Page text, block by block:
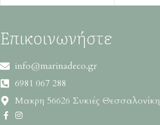
Επικοινωνήστε
info@marinadeco.gr
6981 067 288
Μακρη 56626 Συκιές Θεσσαλονίκη